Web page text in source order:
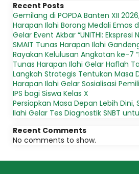
Recent Posts
Gemilang di POPDA Banten XII
Harapan Ilahi Borong Medali Emas
Gelar Event Akbar “UNITHI: Ekspresi
SMAIT Tunas Harapan Ilahi
Rayakan Kelulusan Angkatan ke-7
Tunas Harapan Ilahi Gelar Haflah
Langkah Strategis Tentukan Masa
Harapan Ilahi Gelar Sosialisasi
IPS bagi Siswa Kelas X
Persiapkan Masa Depan Lebih Dini,
Ilahi Gelar Tes Diagnostik SNBT
Recent Comments
No comments to show.